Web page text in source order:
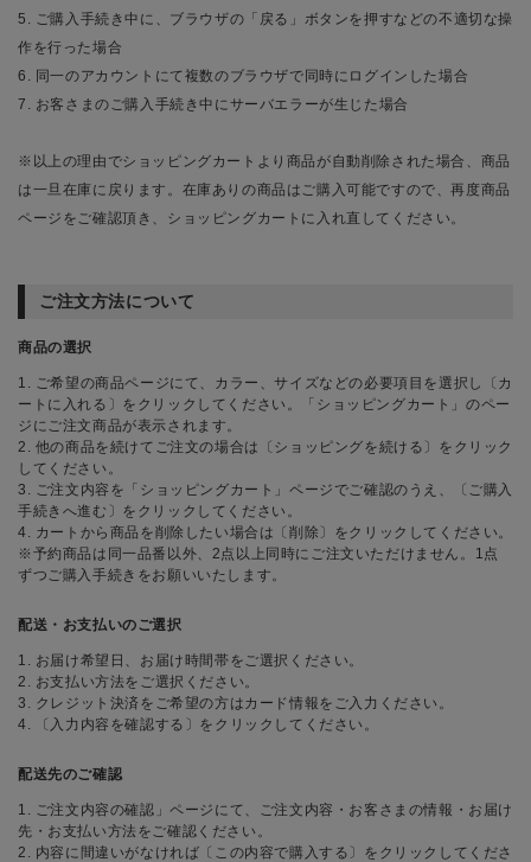
5. ご購入手続き中に、ブラウザの「戻る」ボタンを押すなどの不適切な操
作を行った場合
6. 同一のアカウントにて複数のブラウザで同時にログインした場合
7. お客さまのご購入手続き中にサーバエラーが生じた場合
※以上の理由でショッピングカートより商品が自動削除された場合、商品
は一旦在庫に戻ります。在庫ありの商品はご購入可能ですので、再度商品
ページをご確認頂き、ショッピングカートに入れ直してください。
ご注文方法について
商品の選択
1. ご希望の商品ページにて、カラー、サイズなどの必要項目を選択し〔カ
ートに入れる〕をクリックしてください。「ショッピングカート」のペー
ジにご注文商品が表示されます。
2. 他の商品を続けてご注文の場合は〔ショッピングを続ける〕をクリック
してください。
3. ご注文内容を「ショッピングカート」ページでご確認のうえ、〔ご購入
手続きへ進む〕をクリックしてください。
4. カートから商品を削除したい場合は〔削除〕をクリックしてください。
※予約商品は同一品番以外、2点以上同時にご注文いただけません。1点
ずつご購入手続きをお願いいたします。
配送・お支払いのご選択
1. お届け希望日、お届け時間帯をご選択ください。
2. お支払い方法をご選択ください。
3. クレジット決済をご希望の方はカード情報をご入力ください。
4. 〔入力内容を確認する〕をクリックしてください。
配送先のご確認
1. ご注文内容の確認」ページにて、ご注文内容・お客さまの情報・お届け
先・お支払い方法をご確認ください。
2. 内容に間違いがなければ〔この内容で購入する〕をクリックしてくださ